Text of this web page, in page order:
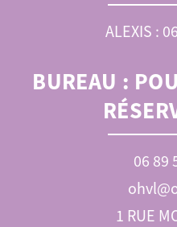
ALEXIS :
BUREAU :
06 89
1 RUE